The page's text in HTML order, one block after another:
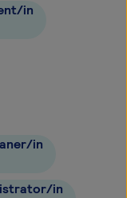
in
in
in